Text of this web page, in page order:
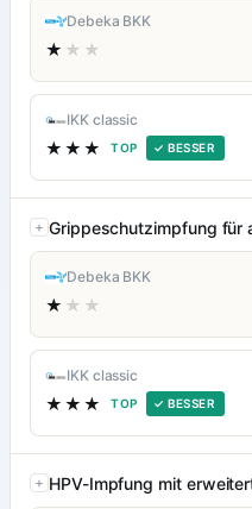
Debeka BKK
★ ★★
IKK classic
★★★ TOP ✓ BESSER
Grippeschutzimpfung für
Debeka BKK
★ ★★
IKK classic
★★★ TOP ✓ BESSER
HPV-Impfung mit